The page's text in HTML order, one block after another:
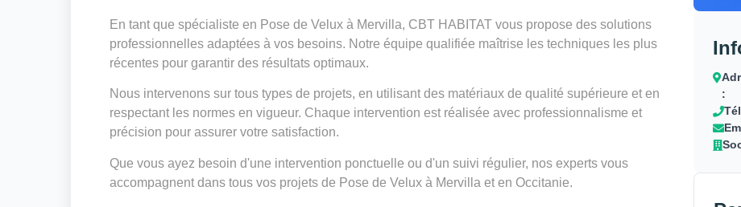
En tant que spécialiste en Pose de Velux à Mervilla, CBT HABITAT vous propose des solutions
professionnelles adaptées à vos besoins. Notre équipe qualifiée maîtrise les techniques les plus
récentes pour garantir des résultats optimaux.
Nous intervenons sur tous types de projets, en utilisant des matériaux de qualité supérieure et en
respectant les normes en vigueur. Chaque intervention est réalisée avec professionnalisme et
précision pour assurer votre satisfaction.
Que vous ayez besoin d'une intervention ponctuelle ou d'un suivi régulier, nos experts vous
accompagnent dans tous vos projets de Pose de Velux à Mervilla et en Occitanie.
: